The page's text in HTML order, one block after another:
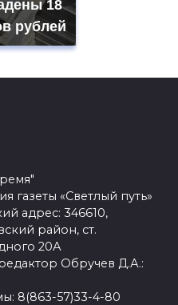
18
рублей
газеты «Светлый путь»
адрес: 346610,
район, ст.
20А
Обручев Д.А.:
8(863-57)33-4-80